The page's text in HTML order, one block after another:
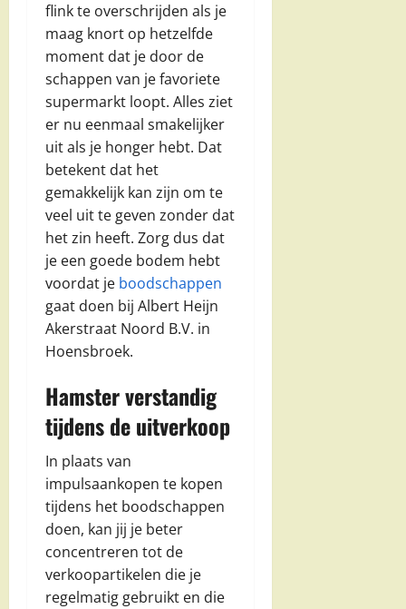
flink te overschrijden als je
maag knort op hetzelfde
moment dat je door de
schappen van je favoriete
supermarkt loopt. Alles ziet
er nu eenmaal smakelijker
uit als je honger hebt. Dat
betekent dat het
gemakkelijk kan zijn om te
veel uit te geven zonder dat
het zin heeft. Zorg dus dat
je een goede bodem hebt
voordat je boodschappen
gaat doen bij Albert Heijn
Akerstraat Noord B.V. in
Hoensbroek.
Hamster verstandig
tijdens de uitverkoop
In plaats van
impulsaankopen te kopen
tijdens het boodschappen
doen, kan jij je beter
concentreren tot de
verkoopartikelen die je
regelmatig gebruikt en die